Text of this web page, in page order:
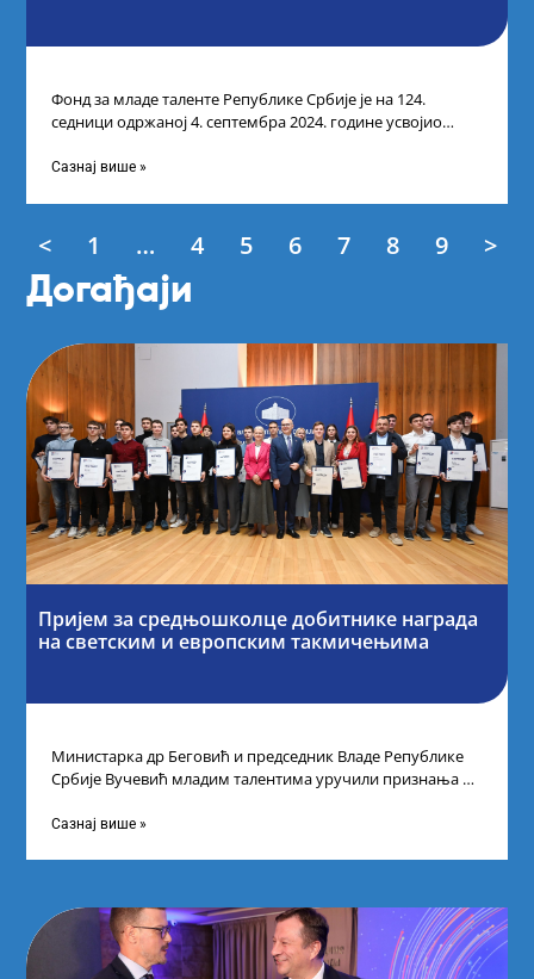
Фонд за младе таленте Републике Србије је на 124.
седници одржаној 4. септембра 2024. године усвојио
Сазнај више »
< 1 … 4 5 6 7 8 9 >
Догађаји
Пријем за средњошколце добитнике награда
на светским и европским такмичењима
Министарка др Беговић и председник Владе Републике
Србије Вучевић младим талентима уручили признања У
Сазнај више »